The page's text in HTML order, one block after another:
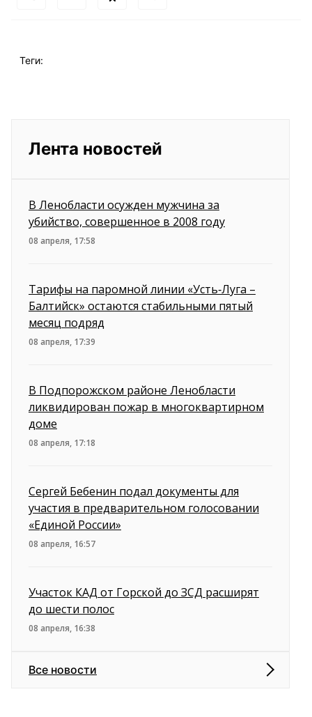
Теги:
Лента новостей
В Ленобласти осужден мужчина за
убийство, совершенное в 2008 году
08 апреля, 17:58
Тарифы на паромной линии «Усть‑Луга –
Балтийск» остаются стабильными пятый
месяц подряд
08 апреля, 17:39
В Подпорожском районе Ленобласти
ликвидирован пожар в многоквартирном
доме
08 апреля, 17:18
Сергей Бебенин подал документы для
участия в предварительном голосовании
«Единой России»
08 апреля, 16:57
Участок КАД от Горской до ЗСД расширят
до шести полос
08 апреля, 16:38
Все новости